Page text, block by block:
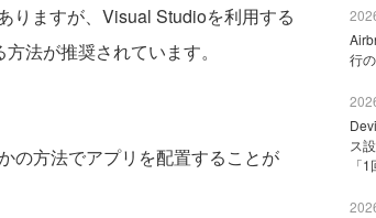
りますが、Visual Studioを利用する
法が推奨されています。
の方法でアプリを配置することが
行
ス
「